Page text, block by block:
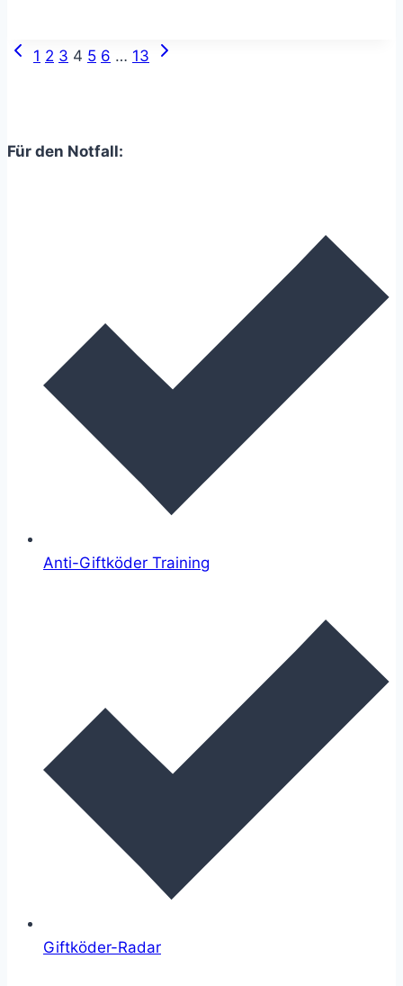
erkennen
Seitennavigation
Vorherige
1 2 3 4 5 6 … 13
Nächste
Für den Notfall:
Anti-Giftköder Training
Giftköder-Radar